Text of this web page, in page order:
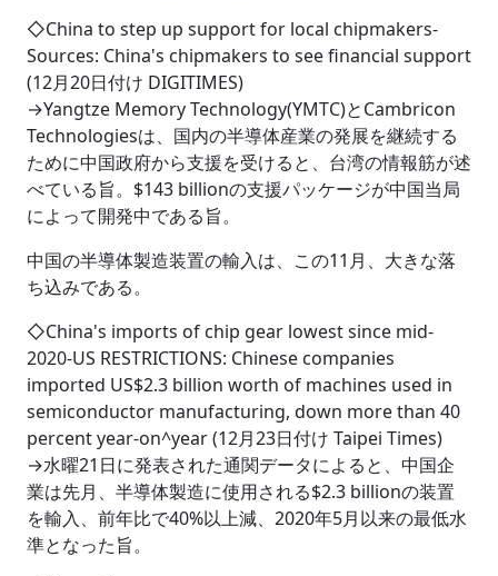
◇China to step up support for local chipmakers‐
Sources: China's chipmakers to see financial support
(12月20日付け DIGITIMES)
→Yangtze Memory Technology(YMTC)とCambricon
Technologiesは、国内の半導体産業の発展を継続する
ために中国政府から支援を受けると、台湾の情報筋が述
べている旨。$143 billionの支援パッケージが中国当局
によって開発中である旨。
中国の半導体製造装置の輸入は、この11月、大きな落
ち込みである。
◇China's imports of chip gear lowest since mid-
2020‐US RESTRICTIONS: Chinese companies
imported US$2.3 billion worth of machines used in
semiconductor manufacturing, down more than 40
percent year-on^year (12月23日付け Taipei Times)
→水曜21日に発表された通関データによると、中国企
業は先月、半導体製造に使用される$2.3 billionの装置
を輸入、前年比で40%以上減、2020年5月以来の最低水
準となった旨。